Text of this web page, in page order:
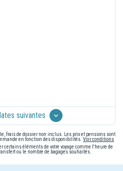
suivantes
frais de dossier non inclus. Les prix et pensions sont
en fonction des disponibilités. Voir conditions
certains éléments de votre voyage comme l'heure de
ou le nombre de bagages souhaités.